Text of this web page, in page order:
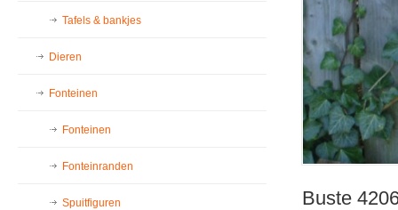
Buste
Tafels & bankjes
Dieren
Fonteinen
Fonteinen
Fonteinranden
Spuitfiguren